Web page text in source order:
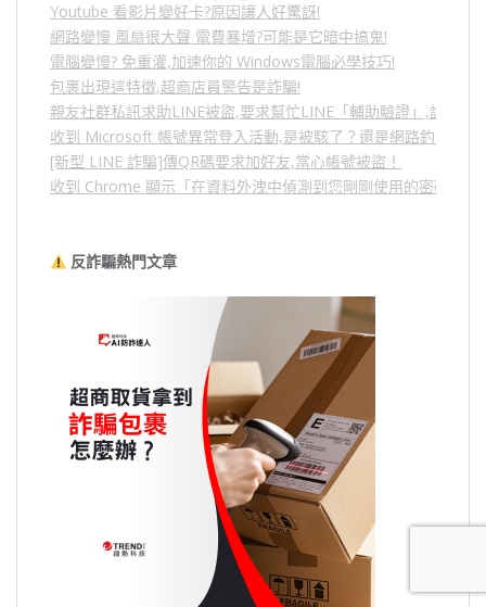
Youtube 看影片變好卡?原因讓人好驚訝!
網路變慢 風扇很大聲 電費暴增?可能是它暗中搞鬼!
電腦變慢? 免重灌,加速你的 Windows電腦必學技巧!
包裹出現這特徵,超商店員警告是詐騙!
親友社群私訊求助LINE被盜,要求幫忙LINE「輔助驗證」,詐騙
收到 Microsoft 帳號異常登入活動,是被駭了？還是網路釣魚？
[新型 LINE 詐騙]傳QR碼要求加好友,當心帳號被盜！
收到 Chrome 顯示「在資料外洩中偵測到您剛剛使用的密碼」
反詐騙熱門文章